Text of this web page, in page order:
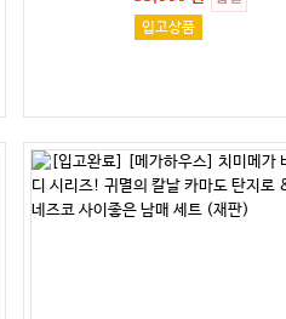
입고상품